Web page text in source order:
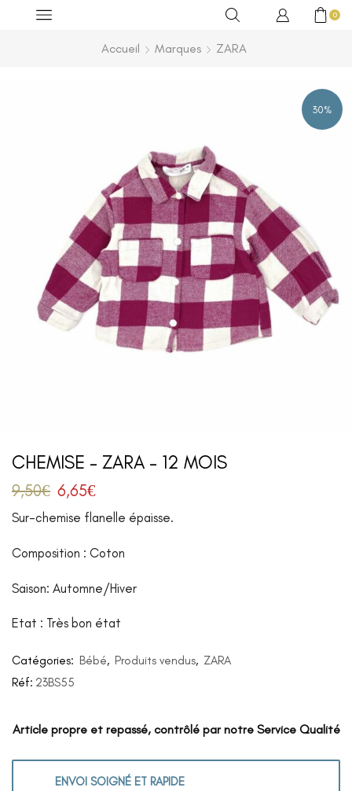
0
Accueil Marques ZARA
30%
CHEMISE – ZARA – 12 MOIS
9,50€ 6,65€
Sur-chemise flanelle épaisse.
Composition : Coton
Saison: Automne/Hiver
Etat : Très bon état
Catégories: Bébé, Produits vendus, ZARA
Réf: 23BS55
Article propre et repassé, contrôlé par notre Service Qualité
ENVOI SOIGNÉ ET RAPIDE